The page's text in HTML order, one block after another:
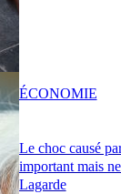
Le choc causé
important mais
Lagarde
ÉCONOMIE